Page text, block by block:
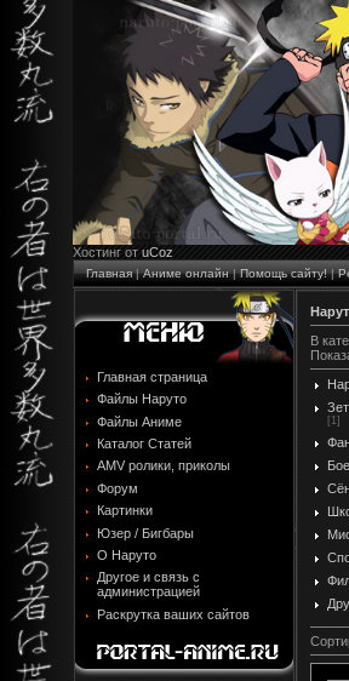
Хостинг от uCoz
Главная|Аниме онлайн|Помощь сайту!|
Главная страница
Файлы Наруто
Файлы Аниме
Каталог Статей
AMV ролики, приколы
Форум
Картинки
Юзер / Бигбары
О Наруто
Другое и связь с
администрацией
Раскрутка ваших сайтов
В
[1]